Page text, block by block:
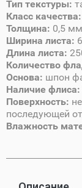
Тип текстуры:
Класс качества:
Толщина: 0,5 мм
Ширина листа:
Длина листа:
Количество
Основа: шпон
Наличие флиса:
Поверхность:
последующей
Влажность